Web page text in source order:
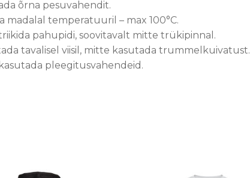
õrna pesuvahendit.
madalal temperatuuril – max 100°C.
pahupidi, soovitavalt mitte trükipinnal.
tavalisel viisil, mitte kasutada trummelkuivatust.
pleegitusvahendeid.